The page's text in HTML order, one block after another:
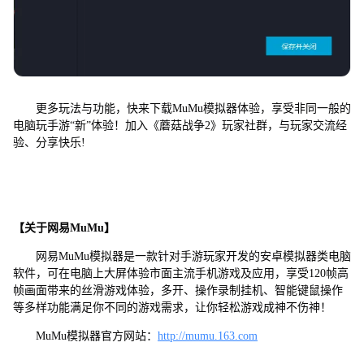
更多玩法与功能，快来下载MuMu模拟器体验，享受非同一般的
电脑玩手游“新”体验！加入《蘑菇战争2》玩家社群，与玩家交流经
验、分享快乐!
【关于网易MuMu】
网易MuMu模拟器是一款针对手游玩家开发的安卓模拟器类电脑
软件，可在电脑上大屏体验市面主流手机游戏及应用，享受120帧高
帧画面带来的丝滑游戏体验，多开、操作录制挂机、智能键鼠操作
等多样功能满足你不同的游戏需求，让你轻松游戏成神不伤神！
MuMu模拟器官方网站： http://mumu.163.com